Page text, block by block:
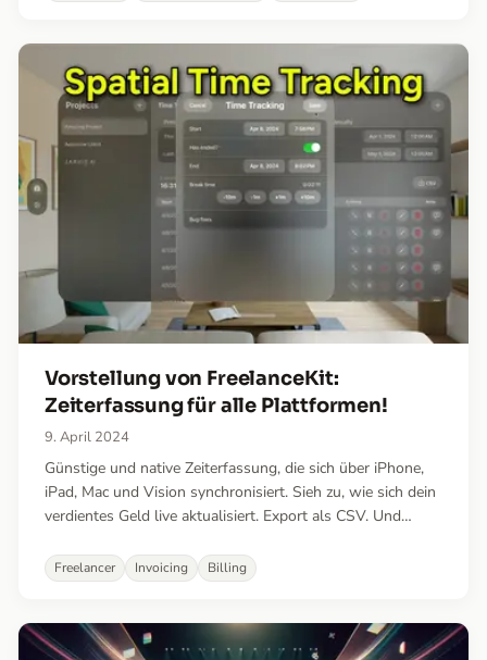
während Arbeitssitzungen zu verbessern.
Vorstellung von FreelanceKit:
Zeiterfassung für alle Plattformen!
9. April 2024
Günstige und native Zeiterfassung, die sich über iPhone,
iPad, Mac und Vision synchronisiert. Sieh zu, wie sich dein
verdientes Geld live aktualisiert. Export als CSV. Und
Freelancer Invoicing Billing